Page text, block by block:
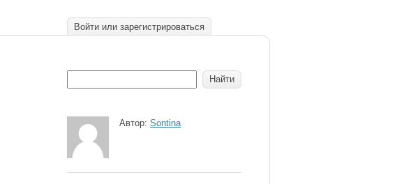
Войти или зарегистрироваться
Автор: Sontina